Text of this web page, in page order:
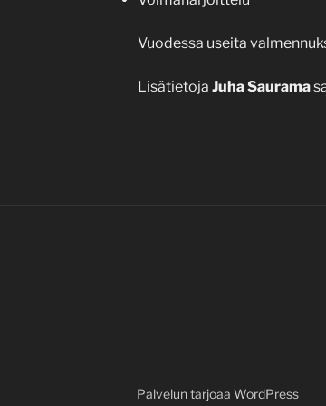
Vuodessa useita
Lisätietoja Juha Saurama
Palvelun tarjoaa WordPress